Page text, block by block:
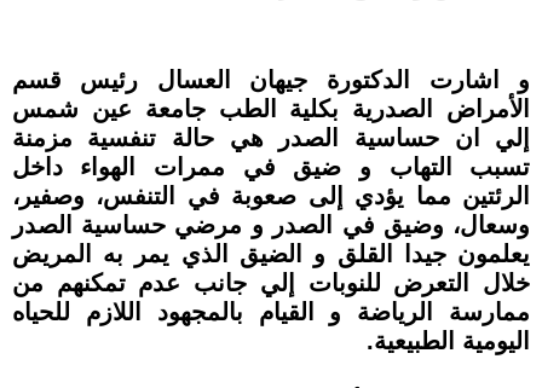
و اشارت الدكتورة جيهان العسال رئيس قسم
الأمراض الصدرية بكلية الطب جامعة عين شمس
إلي ان حساسية الصدر هي حالة تنفسية مزمنة
تسبب التهاب و ضيق في ممرات الهواء داخل
الرئتين مما يؤدي إلى صعوبة في التنفس، وصفير،
وسعال، وضيق في الصدر و مرضي حساسية الصدر
يعلمون جيدا القلق و الضيق الذي يمر به المريض
خلال التعرض للنوبات إلي جانب عدم تمكنهم من
ممارسة الرياضة و القيام بالمجهود اللازم للحياه
اليومية الطبيعية.